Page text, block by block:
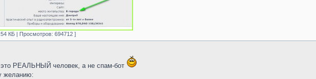
КБ | Просмотров: 694712 ]
это РЕАЛЬНЫЙ человек, а не спам-бот
желанию: